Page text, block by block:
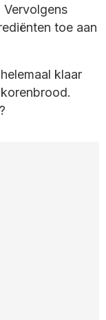
toe aan
klaar